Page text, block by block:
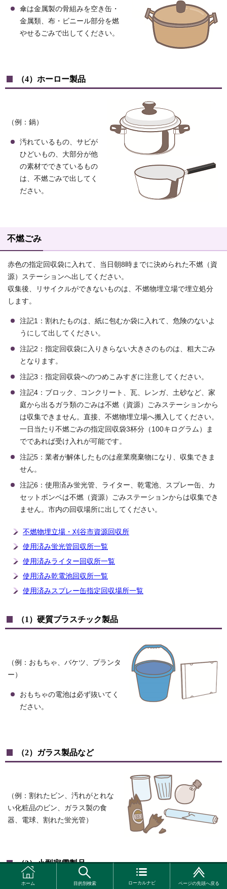
傘は金属製の骨組みを空き缶・
金属類、布・ビニール部分を燃
やせるごみで出してください。
（4）ホーロー製品
（例：鍋）
汚れているもの、サビが
ひどいもの、大部分が他
の素材でできているもの
は、不燃ごみで出してく
ださい。
不燃ごみ
赤色の指定回収袋に入れて、当日朝8時までに決められた不燃（資
源）ステーションへ出してください。
収集後、リサイクルができないものは、不燃物埋立場で埋立処分
します。
注記1：割れたものは、紙に包むか袋に入れて、危険のないよ
うにして出してください。
注記2：指定回収袋に入りきらない大きさのものは、粗大ごみ
となります。
注記3：指定回収袋へのつめこみすぎに注意してください。
注記4：ブロック、コンクリート、瓦、レンガ、土砂など、家
庭から出るガラ類のごみは不燃（資源）ごみステーションから
は収集できません。直接、不燃物埋立場へ搬入してください。
一日当たり不燃ごみの指定回収袋3杯分（100キログラム）ま
でであれば受け入れが可能です。
注記5：業者が解体したものは産業廃棄物になり、収集できま
せん。
注記6：使用済み蛍光管、ライター、乾電池、スプレー缶、カ
セットボンベは不燃（資源）ごみステーションからは収集でき
ません。市内の回収場所に出してください。
不燃物埋立場・刈谷市資源回収所
使用済み蛍光管回収所一覧
使用済みライター回収所一覧
使用済み乾電池回収所一覧
使用済みスプレー缶指定回収場所一覧
（1）硬質プラスチック製品
（例：おもちゃ、バケツ、プランタ
ー）
おもちゃの電池は必ず抜いてく
ださい。
（2）ガラス製品など
（例：割れたビン、汚れがとれな
い化粧品のビン、ガラス製の食
器、電球、割れた蛍光管）
（3）小型家電製品
（例：ドライヤー、ラジオカセ
ホーム 目的別検索 ローカルナビ ページの先頭へ戻る